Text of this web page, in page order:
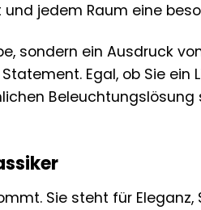
jedem Raum eine
sondern ein Ausdruck
Egal, ob Sie ein
Beleuchtungslösung
Sie steht für Eleganz,